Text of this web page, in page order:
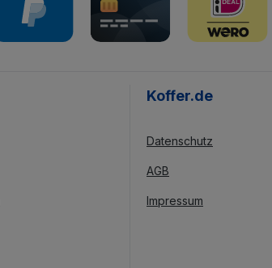
Koffer.de
Datenschutz
AGB
Impressum